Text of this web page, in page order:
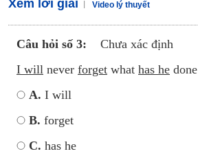
Xem lời giải Video lý thuyết
Câu hỏi số 3:
Chưa xác định
I will never forget what has he done
A. I will
B. forget
C. has he